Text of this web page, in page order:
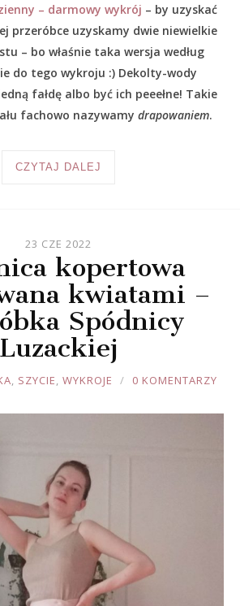
– darmowy wykrój – by uzyskać
przeróbce uzyskamy dwie niewielkie
– bo właśnie taka wersja według
do tego wykroju :) Dekolty-wody
fałdę albo być ich peeełne! Takie
fachowo nazywamy drapowaniem.
CZYTAJ DALEJ
23 CZE 2022
kopertowa
kwiatami –
Spódnicy
Luzackiej
, SZYCIE, WYKROJE 0 KOMENTARZY